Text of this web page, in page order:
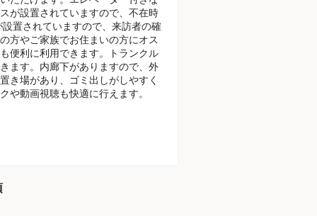
が設置されていますので、不在時
置されていますので、来訪者の確
方やご家族でお住まいの方にオス
便利に利用できます。トランクル
ます。内廊下がありますので、外
き場があり、ゴミ出しがしやすく
や動画視聴も快適に行えます。